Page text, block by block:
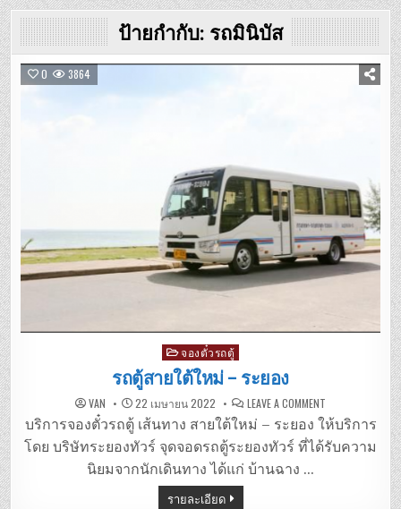
ป้ายกำกับ: รถมินิบัส
0 3864
Posted
in
จองตั๋วรถตู้
รถตู้สายใต้ใหม่ – ระยอง
VAN 22 เมษายน 2022 LEAVE A COMMENT
ตู้
สาย
ใต้
ใหม่
บริการจองตั๋วรถตู้ เส้นทาง สายใต้ใหม่ – ระยอง ให้บริการ
โดย บริษัทระยองทัวร์ จุดจอดรถตู้ระยองทัวร์ ที่ได้รับความ
นิยมจากนักเดินทาง ได้แก่ บ้านฉาง …
รายละเอียด